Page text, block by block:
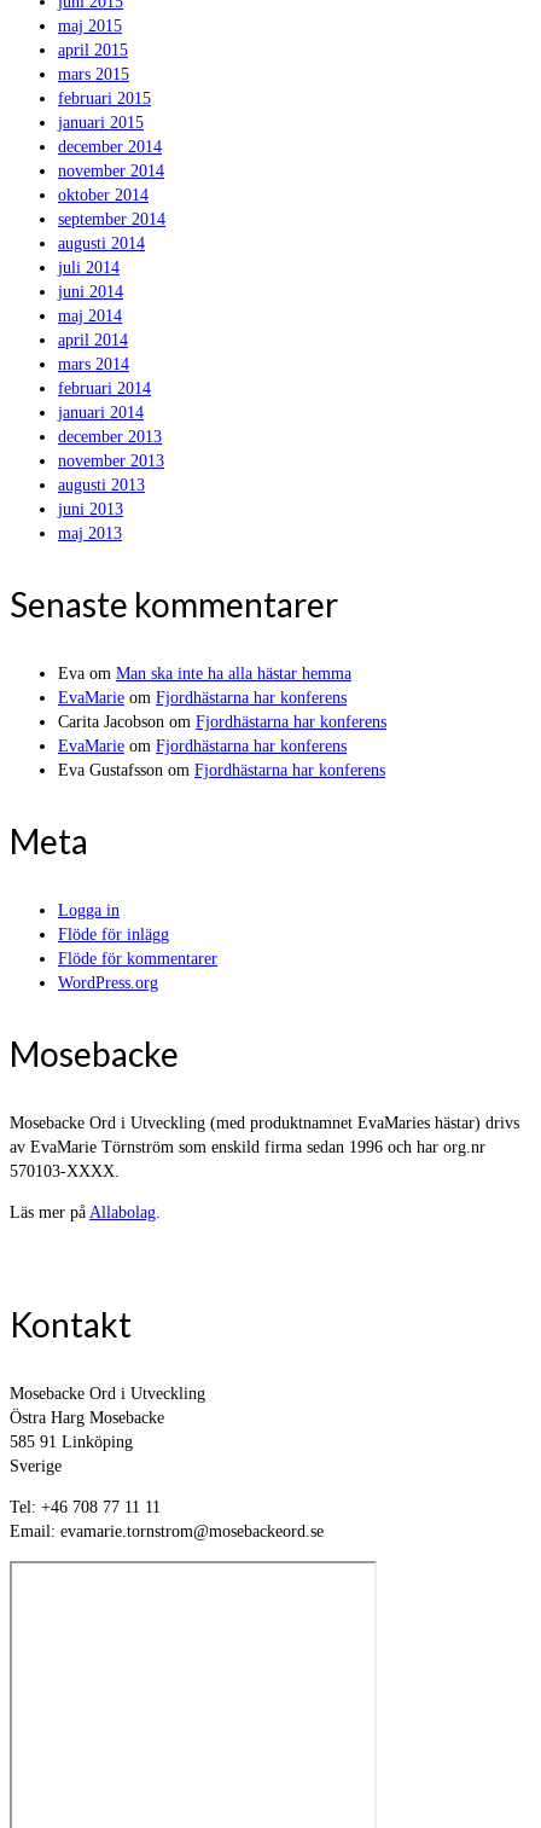
maj 2015
april 2015
mars 2015
februari 2015
januari 2015
december 2014
november 2014
oktober 2014
september 2014
augusti 2014
juli 2014
juni 2014
maj 2014
april 2014
mars 2014
februari 2014
januari 2014
december 2013
november 2013
augusti 2013
juni 2013
maj 2013
Senaste kommentarer
Eva om Man ska inte ha alla hästar hemma
EvaMarie om Fjordhästarna har konferens
Carita Jacobson om Fjordhästarna har konferens
EvaMarie om Fjordhästarna har konferens
Eva Gustafsson om Fjordhästarna har konferens
Meta
Logga in
Flöde för inlägg
Flöde för kommentarer
WordPress.org
Mosebacke
Mosebacke Ord i Utveckling (med produktnamnet EvaMaries hästar) drivs
av EvaMarie Törnström som enskild firma sedan 1996 och har org.nr
570103-XXXX.
Läs mer på Allabolag.
Kontakt
Mosebacke Ord i Utveckling
Östra Harg Mosebacke
585 91 Linköping
Sverige
Tel: +46 708 77 11 11
Email: evamarie.tornstrom@mosebackeord.se